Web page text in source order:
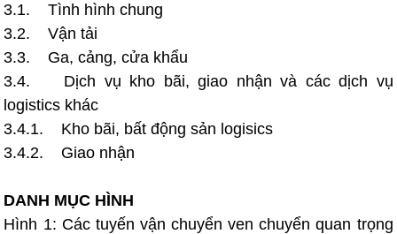
3.1. Tình hình chung
3.2. Vận tải
3.3. Ga, cảng, cửa khẩu
3.4. ​Dịch vụ kho bãi, giao nhận và các dịch vụ
logistics khác
3.4.1. Kho bãi, bất động sản logisics
3.4.2. Giao nhận
DANH MỤC HÌNH
Hình 1: Các tuyến vận chuyển ven chuyển quan trọng